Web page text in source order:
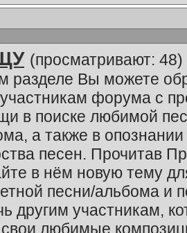
(просматривают: 48)
разделе Вы можете
форума с
в поиске любимой
а также в
песен. Прочитав
в нём новую тему
песни/альбома и
другим участникам,
любимые